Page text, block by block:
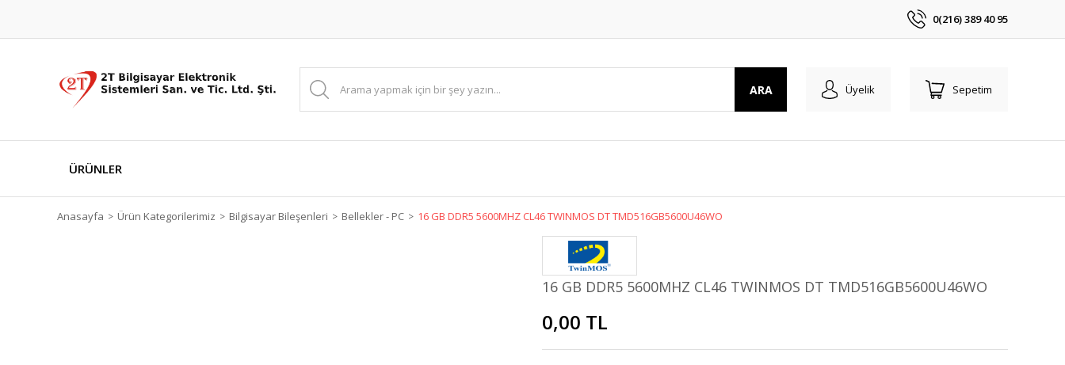
0(216) 389 40 95
ARA Üyelik Sepetim
ÜRÜNLER
Anasayfa Ürün Kategorilerimiz Bilgisayar Bileşenleri Bellekler - PC 16 GB DDR5 5600MHZ CL46 TWINMOS DT TMD516GB5600U46WO
16 GB DDR5 5600MHZ CL46 TWINMOS DT TMD516GB5600U46WO
0,00 TL